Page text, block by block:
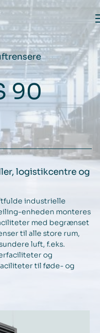
90
logistikcentre og
industrielle
enheden monteres
med begrænset
til alle store rum,
luft, f.eks.
og
til føde- og